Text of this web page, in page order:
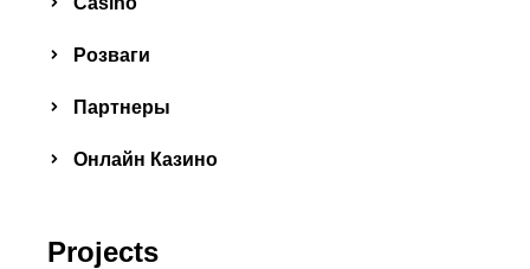
Розваги
Партнеры
Онлайн Казино
Projects